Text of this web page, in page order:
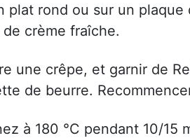
plat rond ou sur un
crème fraîche.
une crêpe, et garnir de
de beurre.
à 180 °C pendant 10/15